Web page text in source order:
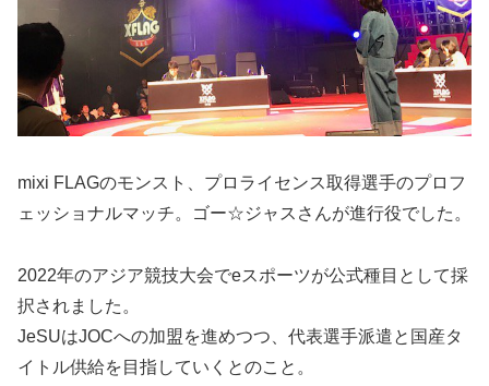
mixi FLAGのモンスト、プロライセンス取得選手のプロフ
ェッショナルマッチ。ゴー☆ジャスさんが進行役でした。
2022年のアジア競技大会でeスポーツが公式種目として採
択されました。
JeSUはJOCへの加盟を進めつつ、代表選手派遣と国産タ
イトル供給を目指していくとのこと。